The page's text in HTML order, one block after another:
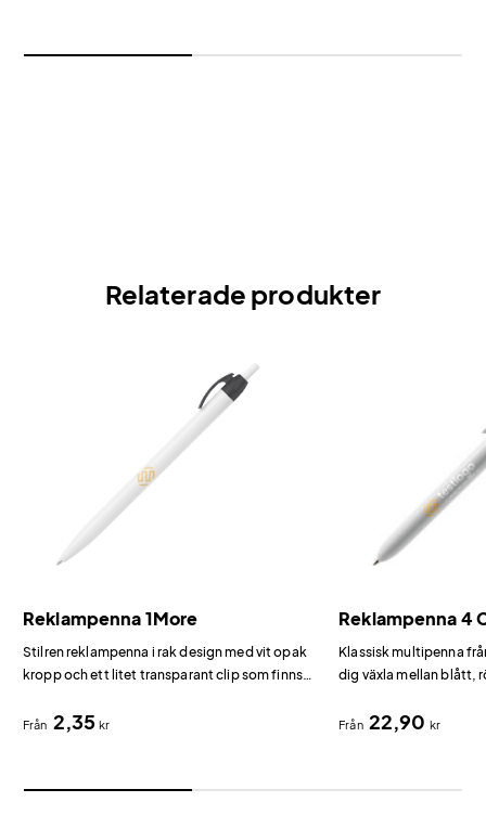
Relaterade produkter
Reklampenna 1More
Stilren reklampenna i rak design med vit opak
kropp och ett litet transparant clip som finns i
Från 2,35kr
Reklampenna 4
Klassisk multipenna
dig växla mellan blått,
Från 22,90 kr